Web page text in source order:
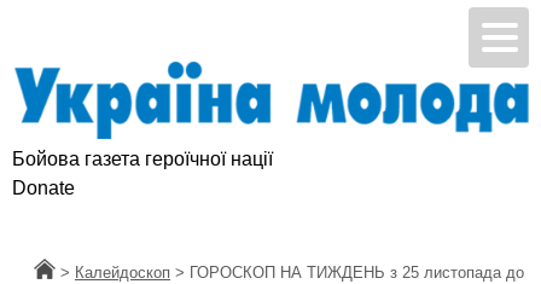
Бойова газета героїчної нації
Donate
Головна
> Калейдоскоп > ГОРОСКОП НА ТИЖДЕНЬ з 25 листопада до